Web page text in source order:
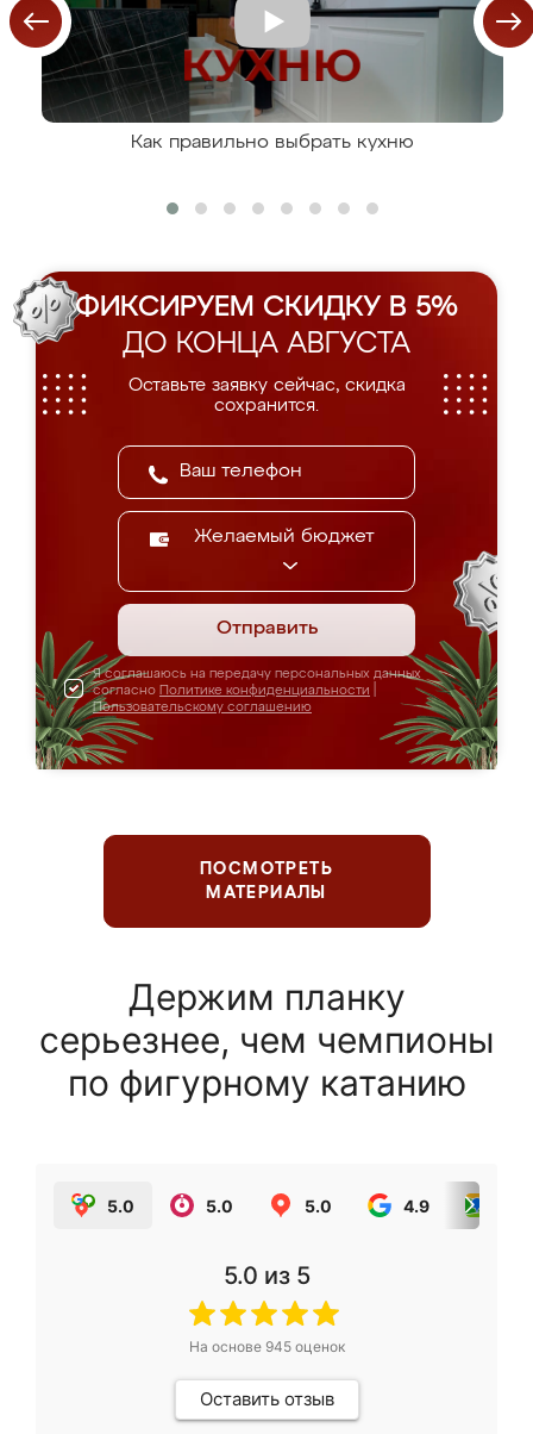
Как правильно выбрать кухню
ФИКСИРУЕМ СКИДКУ В 5%
ДО КОНЦА АВГУСТА
Оставьте заявку сейчас, скидка
сохранится.
Желаемый бюджет
Отправить
Я соглашаюсь на передачу персональных данных
согласно Политике конфиденциальности
Пользовательскому соглашению
ПОСМОТРЕТЬ
МАТЕРИАЛЫ
Держим планку
серьезнее, чем чемпионы
по фигурному катанию
5.0 5.0 5.0 4.9
5.0 из 5
На основе 945оценок
Оставить отзыв